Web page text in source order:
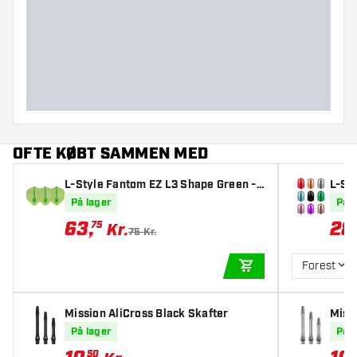
OFTE KØBT SAMMEN MED
L-Style Fantom EZ L3 Shape Green -
Dart Flights
På lager
63,75 Kr.75 Kr.
TILFØJ TIL KURV
Mission AliCross Black Skafter
På lager
50
L-
ings
På
28
Forest
På